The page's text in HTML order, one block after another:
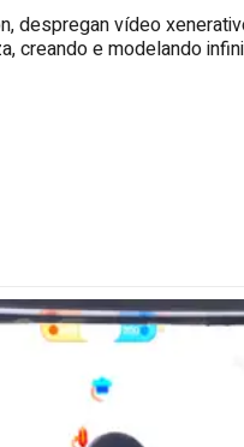
despregan vídeo
creando e modelando